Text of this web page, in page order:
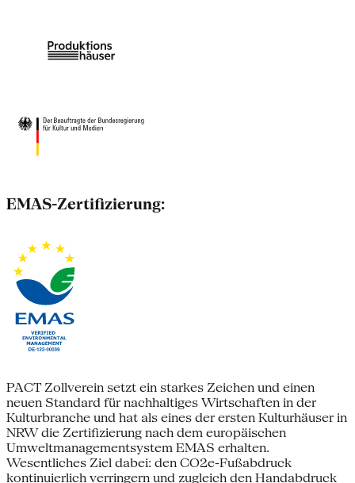
EMAS-Zertifizierung:
PACT Zollverein setzt ein starkes Zeichen und einen
neuen Standard für nachhaltiges Wirtschaften in der
Kulturbranche und hat als eines der ersten Kulturhäuser in
NRW die Zertifizierung nach dem europäischen
Umweltmanagementsystem EMAS erhalten.
Wesentliches Ziel dabei: den CO2e-Fußabdruck
kontinuierlich verringern und zugleich den Handabdruck